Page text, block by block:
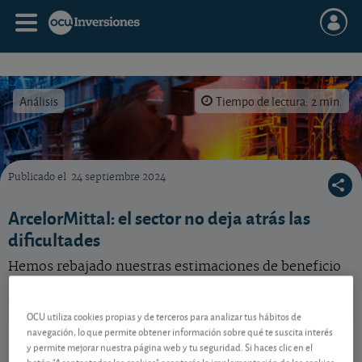
Análisis Tiempo de lectura: 2 min.
Qué hacer con esta acción de ArcelorMittal, uno de los líderes mundiales del acero.
Publicado el 24 septiembre 2024
ArcelorMittal: el sector no deja atrás las
dificultades
Hemos rebajado nuestras estimaciones de beneficio
ArcelorMittal
LU1598757687
62,98 EUR
OCU utiliza cookies propias y de terceros para analizar tus hábitos de
navegación, lo que permite obtener información sobre qué te suscita interés
y permite mejorar nuestra página web y tu seguridad. Si haces clic en el